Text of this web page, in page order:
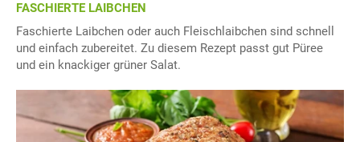
FASCHIERTE LAIBCHEN
Faschierte Laibchen oder auch Fleischlaibchen sind schnell
und einfach zubereitet. Zu diesem Rezept passt gut Püree
und ein knackiger grüner Salat.